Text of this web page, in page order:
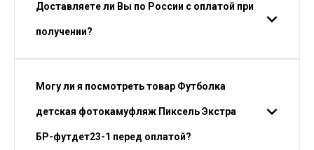
Доставляете ли Вы по России с оплатой при
получении?
Могу ли я посмотреть товар Футболка
детская фотокамуфляж Пиксель Экстра
БР-футдет23-1 перед оплатой?